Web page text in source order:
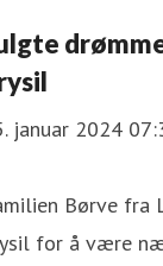
januar 2024
Børve fra
for å være